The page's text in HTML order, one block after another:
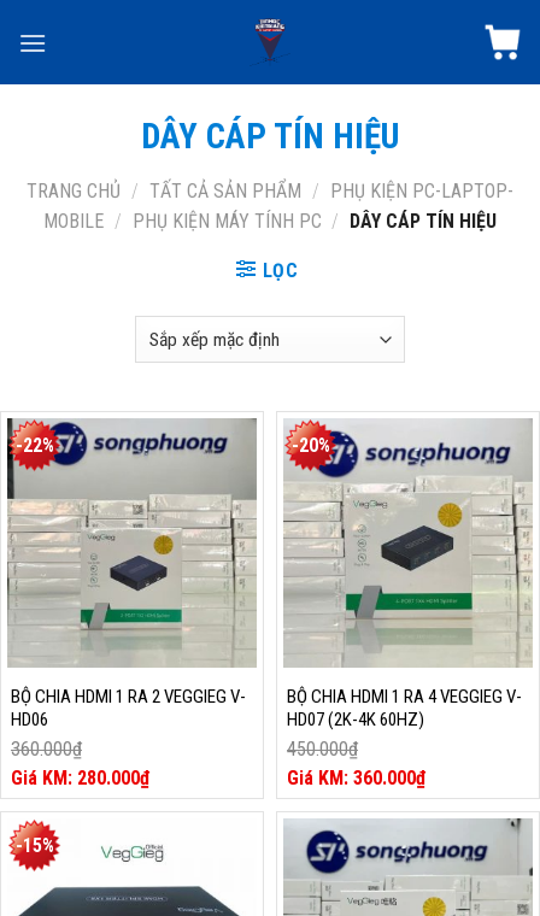
DÂY CÁP TÍN HIỆU
TRANG CHỦ / TẤT CẢ SẢN PHẨM /
PHỤ KIỆN PC-LAPTOP-
MOBILE / PHỤ KIỆN MÁY TÍNH PC / DÂY CÁP TÍN HIỆU
LỌC
-22%
BỘ CHIA HDMI 1 RA 2 VEGGIEG V-
HD06
360.000₫
Giá
gốc
là:
360.000₫.
280.000₫
Giá
hiện
tại
là:
280.000₫.
-20%
BỘ CHIA HDMI 1 RA 4 VEGGIEG V-
HD07 (2K-4K 60HZ)
450.000₫
Giá
gốc
là:
450.000₫.
360.000₫
Giá
hiện
tại
360.000₫.
-15%